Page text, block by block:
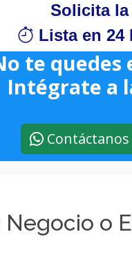
Solicita la
Lista en 24
te quedes
Intégrate a
o